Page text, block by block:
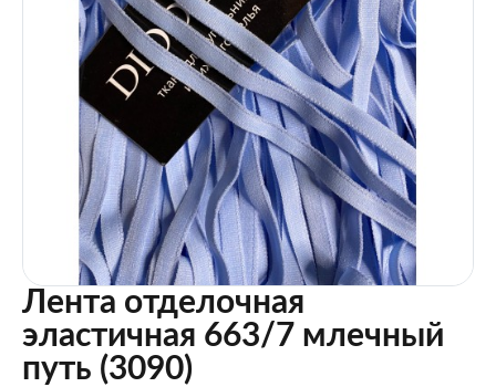
Лента отделочная
эластичная 663/7 млечный
путь (3090)